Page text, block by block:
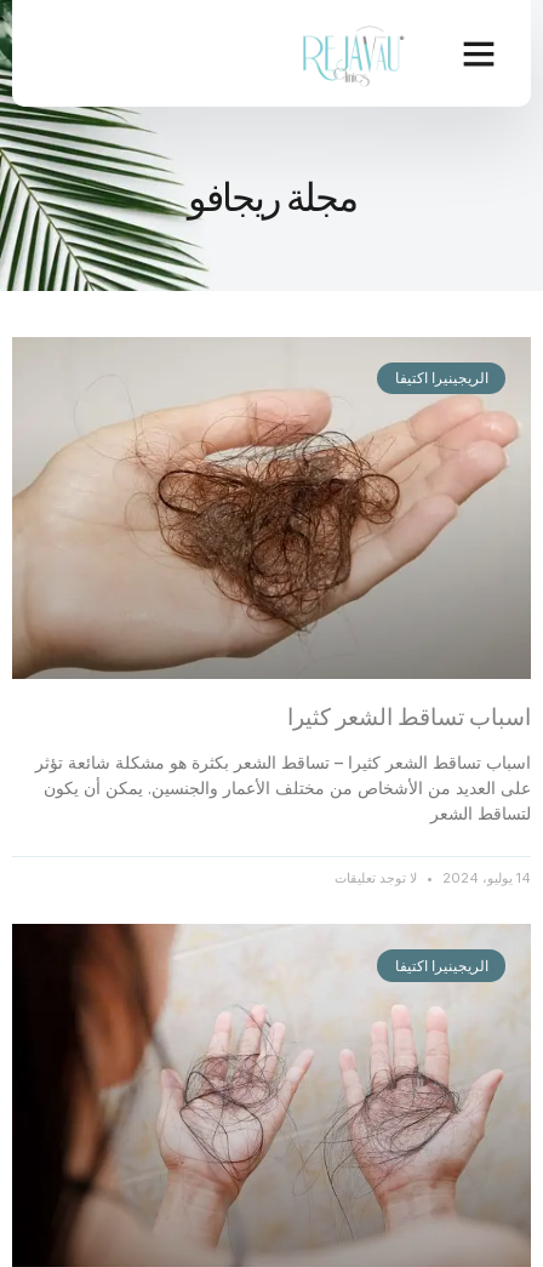
مجلة ريجافو
الريجينيرا اكتيفا
اسباب تساقط الشعر كثيرا
اسباب تساقط الشعر كثيرا – تساقط الشعر بكثرة هو مشكلة شائعة تؤثر
على العديد من الأشخاص من مختلف الأعمار والجنسين. يمكن أن يكون
لتساقط الشعر
14 يوليو، 2024 لا توجد تعليقات
الريجينيرا اكتيفا